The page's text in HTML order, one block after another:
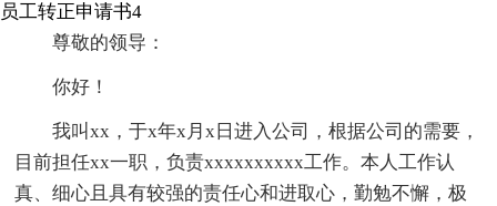
员工转正申请书4
尊敬的领导：
你好！
我叫xx，于x年x月x日进入公司，根据公司的需要，
目前担任xx一职，负责xxxxxxxxxx工作。本人工作认
真、细心且具有较强的责任心和进取心，勤勉不懈，极